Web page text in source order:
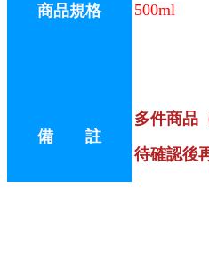
商品規格 500ml
備 註
多件商品
待確認後